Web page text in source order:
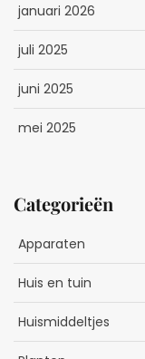
januari 2026
juli 2025
juni 2025
mei 2025
Categorieën
Apparaten
Huis en tuin
Huismiddeltjes